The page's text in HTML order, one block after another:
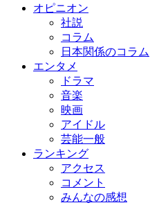
オピニオン
社説
コラム
日本関係のコラム
エンタメ
ドラマ
音楽
映画
アイドル
芸能一般
ランキング
アクセス
コメント
みんなの感想